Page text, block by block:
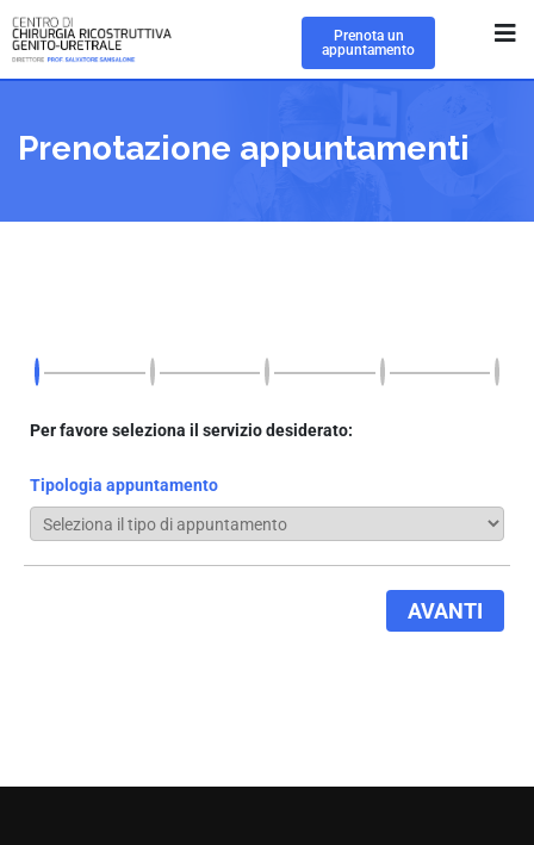
Prenota un
appuntamento
Prenotazione appuntamenti
Per favore seleziona il servizio desiderato:
Tipologia appuntamento
AVANTI